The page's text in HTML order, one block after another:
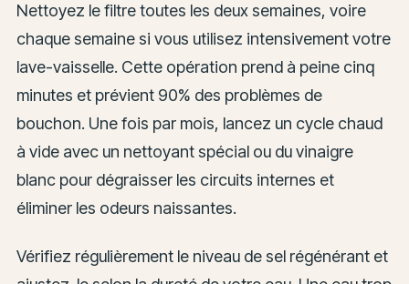
Nettoyez le filtre toutes les deux semaines, voire
chaque semaine si vous utilisez intensivement votre
lave-vaisselle. Cette opération prend à peine cinq
minutes et prévient 90% des problèmes de
bouchon. Une fois par mois, lancez un cycle chaud
à vide avec un nettoyant spécial ou du vinaigre
blanc pour dégraisser les circuits internes et
éliminer les odeurs naissantes.
Vérifiez régulièrement le niveau de sel régénérant et